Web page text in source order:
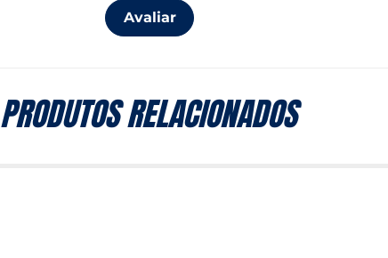
Avaliar
PRODUTOS RELACIONADOS